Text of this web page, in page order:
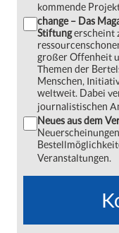
kommende
change – Das
Stiftungerscheint
großer Offenheit
Themen der
Menschen,
weltweit. Dabei
journalistischen
Neues aus dem
Veranstaltungen.